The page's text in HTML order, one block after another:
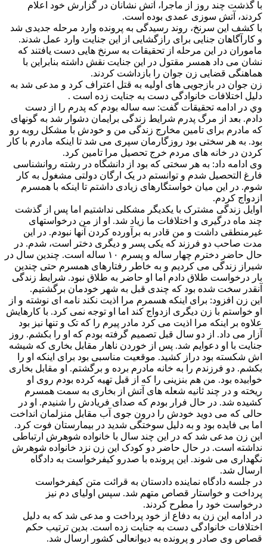
با گذشت چند روز از ماجرا، آتش نشانان در گزارش خود اعلام
کردند، آتش سوزی عمدی بوده است.
با کشف این سرنخ، روند رسیدگی به پرونده وارد مرحله جدیدی شد
و کارآگاهان جنایی برای رازگشایی از این جنایت وارد عمل شدند.
ماموران در این مرحله از تحقیقات به سرنخ هایی دست یافتند که
نشان می داد همسر مقتول در این جنایت نقش داشته بنابراین با
هماهنگی قضایی زن جوان را بازداشت کردند.
زن جوان در بازجویی های اولیه به قتل اعتراف کرد و مدعی شد به
دلیل اختلافات خانوادگی دست به جنایت زده است .
وي در ادامه تحقیقات گفت: سه ساله بودم که پدرم را از دست
دادم. بعد از مرگ پدرم شرایط زندگی برایمان دشوار شد به گونهای
که مادرم برای تامین مخارج زندگی من و خودش با مشکل روبه رو
بود. به هر سختی بود روزگارمان سپری می شد تا اینکه مادرم با کار
کردن در خانه های مردم خرج تحصیل مرا تامین کرد.
وی ادامه داد: به هر سختی که بود از دانشگاه در رشته روانشناسی
فارغ التحصیل شدم و توانستم در یک ارگان دولتی مشغول به کار
شوم. در این میان خواستگارهای زیادی داشتم تا اینکه با همسرم
ازدواج کردم.
اوایل زندگی مشترک با یکدیگر مشکلی نداشتیم اما پس از گذشت
چند ماه درگیری و اختلافات ما زیاد شد. او از من درخواستهای
غیرمنطقی داشت و من قادر به برآورده کردن آنها نبودم. در این
مدت صاحب دو فرزند که یکی پسر و دیگری دختر است، شدم. در
حال حاضر دخترم چهار ساله و پسرم ۱۰ ساله است. چندین سال در
شیراز زندگی می کردیم و به خاطر رفتارهای همسرم حتی چندین
بار درخواست طلاق دادم اما او حاضر به طلاق نبود. شرایط زندگی
آنقدر سخت شده بود که چندی قبل به شهر خودمان برگشتیم.
این زن افزود: برای اینکه هسمرم مرا اذیت نکند نامه ای نوشته و از
او خواستم با زن دیگری ازدواج کند اما او توجه نمی کرد. با کارهایش
علاوه بر اینکه مرا اذیت می کرد مادر پیرم را که تک و تنها نیز بود
آزار می داد. از دو سال قبل تصمیم گرفته بودم که او را بکشم. روز
جنایت با او دعوایم شد. پس از خوردن ناهار مقابل بخاری که شیشه
اش شکسته بود دراز کشید. موقعیت مناسبی بود برای اینکه او را
بکشم. دو فرزندم را به خانه مادرم برده و برگشتم. او مقابل بخاری
خوابیده بود. من هم بنزینی را که از قبل تهیه کرده بودم روی او
ریخته و در چند ثانیه شعله های آتش از بخاری به سمت همسرم
کشیده شد. در حال فرار بودم که صدای فريادش را شنیدم. او در
حالی که می دوید خودش را درون جوی آب مقابل منزلمان انداخت
اما بی فایده بود و به دلیل سوختگی شدید در بیمارستان فوت کرد.
اين زن مدعی شد که در این چند سال با خانواده شوهرش ارتباطی
نداشته است. در حال حاضر دو کودک این زن نزد خانواده شوهرش
نگهداری می شوند. این پرونده با صدرو کیفرخواست به دادگاه
ارسال شد.
در جلسه دادگاه نماینده دادستان به قرائت متن کیفرخواست
پرداخت و خواستار قصاص متهم شد. سپس اولیای دم نیز
درخواست خود را مطرح کردند.
در ادامه این زن به دفاع از خود پرداخت و مدعی شد که به دلیل
اختلافات خانوادگی دست به جنایت زده است. بدین ترتیب حکم
قصاص وی صادر و پرونده به دیوانعالی کشور ارسال شد.